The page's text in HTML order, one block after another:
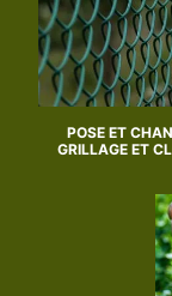
POSE ET
GRILLAGE ET